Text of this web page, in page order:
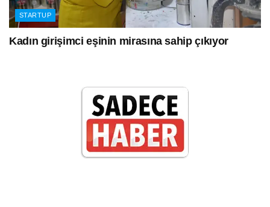
STARTUP
Kadın girişimci eşinin mirasına sahip çıkıyor